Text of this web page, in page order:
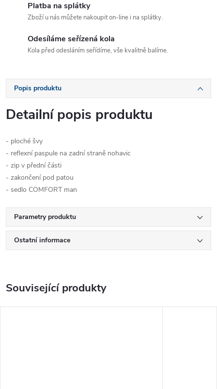
Platba na splátky
Zboží u nás můžete nakoupit on-line i na splátky.
Odesíláme seřízená kola
Kola před odesláním seřídíme, vše kvalitně balíme.
Popis produktu
Detailní popis produktu
- ploché švy
- reflexní paspule na zadní straně nohavic
- zip v přední části
- zakončení pod patou
- sedlo COMFORT man
Parametry produktu
Ostatní informace
Související produkty